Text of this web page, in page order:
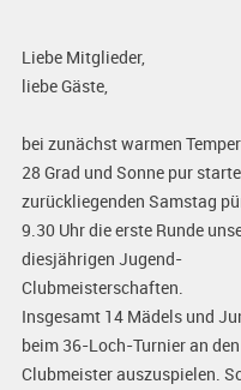
Liebe Mitglieder,
liebe Gäste,
bei zunächst warmen
28 Grad und Sonne pur
zurückliegenden Samstag
9.30 Uhr die erste Runde
diesjährigen Jugend-
Clubmeisterschaften.
Insgesamt 14 Mädels und
beim 36-Loch-Turnier an
Clubmeister auszuspielen.